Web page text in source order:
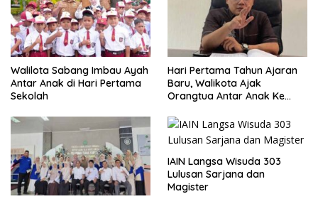
Walilota Sabang Imbau Ayah
Antar Anak di Hari Pertama
Sekolah
Hari Pertama Tahun Ajaran
Baru, Walikota Ajak
Orangtua Antar Anak Ke
IAIN Langsa Wisuda 303
Lulusan Sarjana dan
Magister